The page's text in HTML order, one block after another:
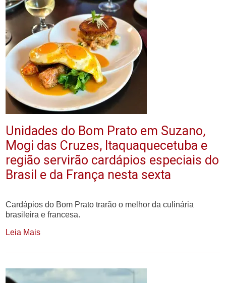
Unidades do Bom Prato em Suzano,
Mogi das Cruzes, Itaquaquecetuba e
região servirão cardápios especiais do
Brasil e da França nesta sexta
Cardápios do Bom Prato trarão o melhor da culinária
brasileira e francesa.
Leia Mais